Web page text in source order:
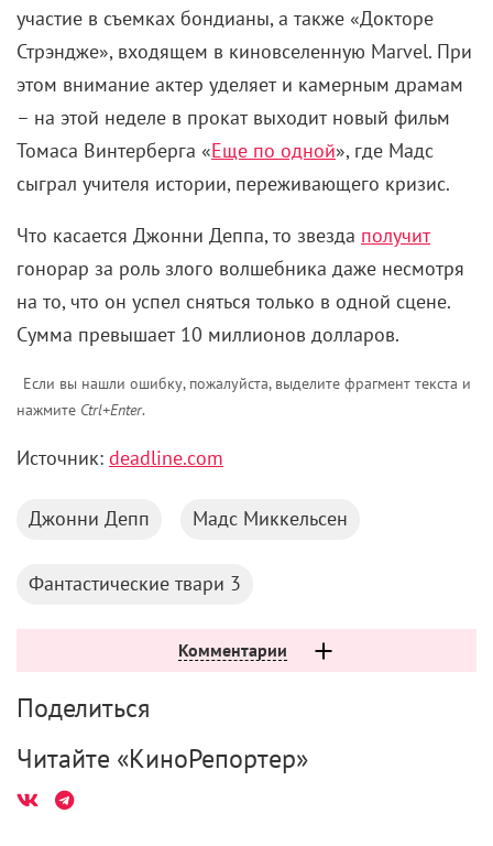
участие в съемках бондианы, а также «Докторе
Стрэндже», входящем в киновселенную Marvel. При
этом внимание актер уделяет и камерным драмам
– на этой неделе в прокат выходит новый фильм
Томаса Винтерберга «Еще по одной», где Мадс
сыграл учителя истории, переживающего кризис.
Что касается Джонни Деппа, то звезда получит
гонорар за роль злого волшебника даже несмотря
на то, что он успел сняться только в одной сцене.
Сумма превышает 10 миллионов долларов.
Если вы нашли ошибку, пожалуйста, выделите фрагмент текста и
нажмите Ctrl+Enter.
Источник: deadline.com
Джонни Депп Мадс Миккельсен
Фантастические твари 3
Комментарии
Поделиться
Читайте «КиноРепортер»